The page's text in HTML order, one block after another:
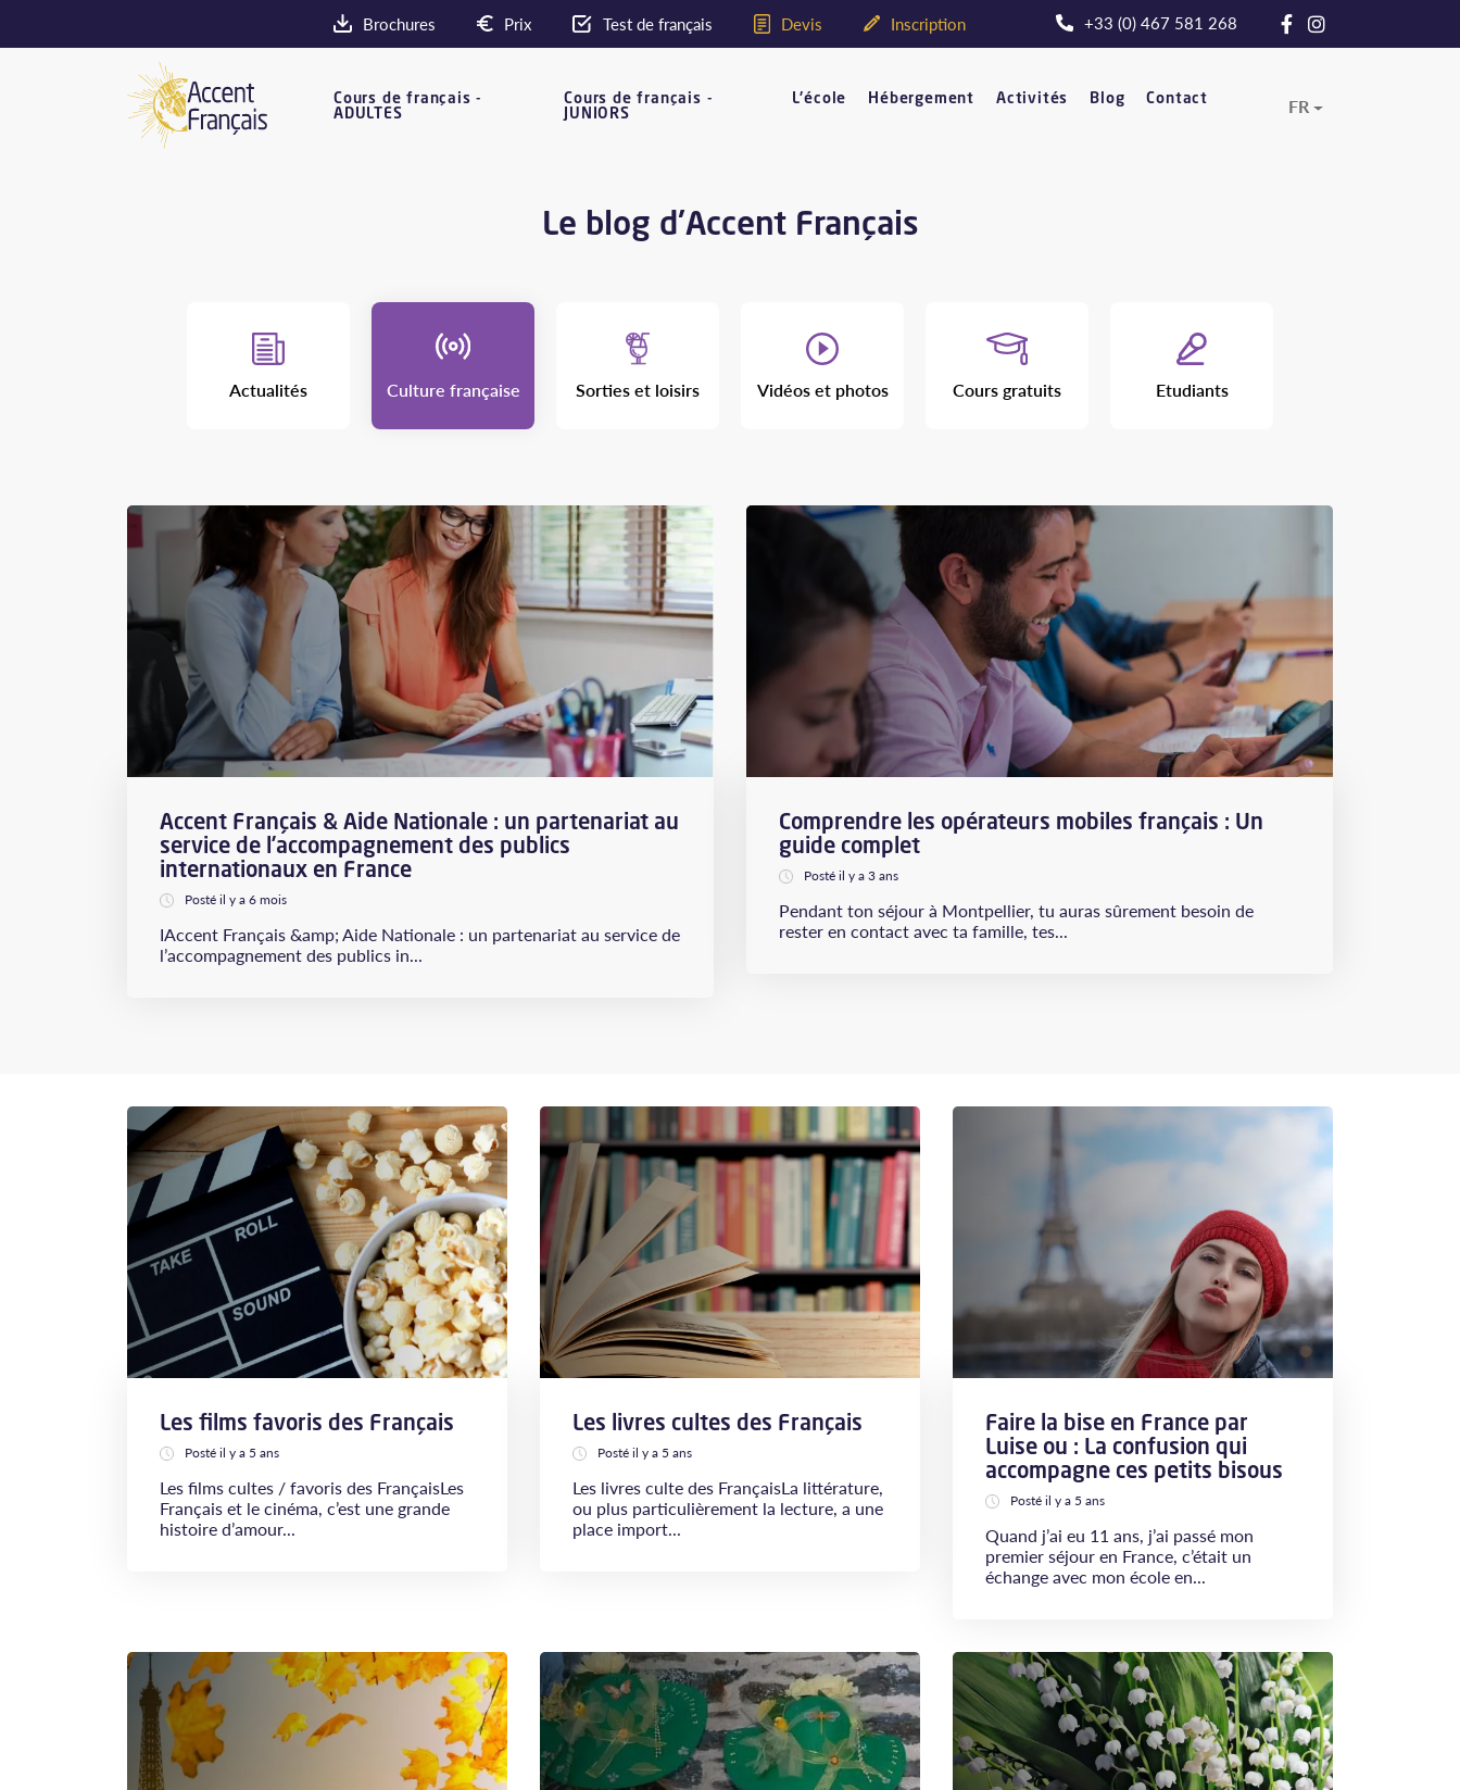
Brochures Prix Test de français Devis Inscription +33 (0) 467 581 268
Cours de français -
ADULTES
Cours de français -
JUNIORS
L'école Hébergement Activités Blog Contact FR
Le blog d'Accent Français
Actualités Culture française Sorties et loisirs Vidéos et photos Cours gratuits Etudiants
Accent Français & Aide Nationale : un partenariat au
service de l’accompagnement des publics
internationaux en France
Posté il y a 6 mois
IAccent Français &amp; Aide Nationale : un partenariat au service de
l’accompagnement des publics in...
Comprendre les opérateurs mobiles français : Un
guide complet
Posté il y a 3 ans
Pendant ton séjour à Montpellier, tu auras sûrement besoin de
rester en contact avec ta famille, tes...
Les films favoris des Français
Posté il y a 5 ans
Les films cultes / favoris des FrançaisLes
Français et le cinéma, c’est une grande
histoire d’amour...
Les livres cultes des Français
Posté il y a 5 ans
Les livres culte des FrançaisLa littérature,
ou plus particulièrement la lecture, a une
place import...
Faire la bise en France par
Luise ou : La confusion qui
accompagne ces petits bisous
Posté il y a 5 ans
Quand j’ai eu 11 ans, j’ai passé mon
premier séjour en France, c’était un
échange avec mon école en...